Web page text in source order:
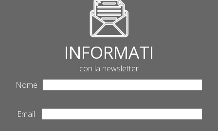
INFORMATI
con la newsletter
Nome
Email